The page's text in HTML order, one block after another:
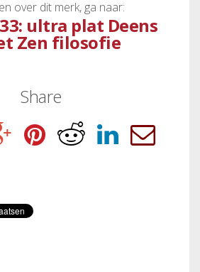
over dit merk, ga naar:
ultra plat Deens
Zen filosofie
Share